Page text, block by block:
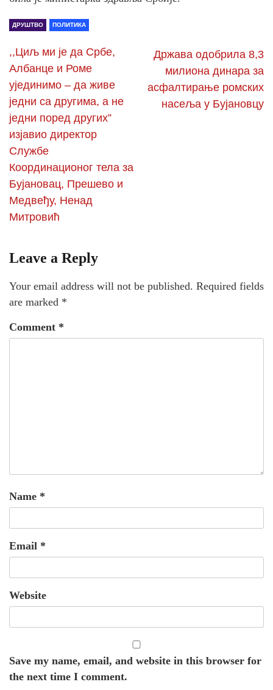
ДРУШТВО ПОЛИТИКА
,,Циљ ми је да Србе,
Албанце и Роме
ујединимо – да живе
једни са другима, а не
једни поред других”
изјавио директор
Службе
Координационог тела за
Бујановац, Прешево и
Медвеђу, Ненад
Митровић
Држава одобрила 8,3
милиона динара за
асфалтирање ромских
насеља у Бујановцу
Leave a Reply
Your email address will not be published. Required fields
are marked *
Comment *
Name *
Email *
Website
Save my name, email, and website in this browser for
the next time I comment.